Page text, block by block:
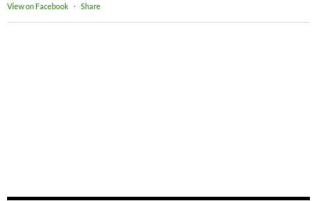
View on Facebook · Share